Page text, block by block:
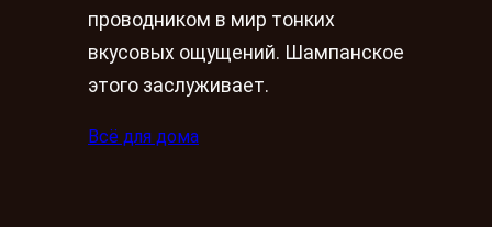
проводником в мир тонких
вкусовых ощущений. Шампанское
этого заслуживает.
Всё для дома